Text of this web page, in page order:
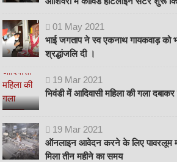
01 May 2021
भाई जगताप ने स्व एकनाथ गायकवाड़ को
श्रद्धांजलि दी ।
19 Mar 2021
भिवंडी में आदिवासी महिला की गला दबाकर
19 Mar 2021
ऑनलाइन आवेदन करने के लिए पावरलूम
मिला तीन महीने का समय